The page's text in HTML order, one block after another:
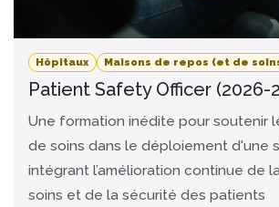
Hôpitaux Maisons de repos (et de
Patient Safety Officer (2026-
Une formation inédite pour soutenir
de soins dans le déploiement d'une
intégrant l’amélioration continue de
soins et de la sécurité des patients